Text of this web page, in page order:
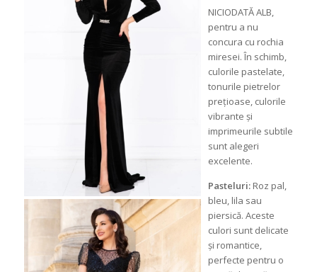
NICIODATĂ ALB,
pentru a nu
concura cu rochia
miresei. În schimb,
culorile pastelate,
tonurile pietrelor
prețioase, culorile
vibrante și
imprimeurile subtile
sunt alegeri
excelente.
Pasteluri:Roz pal,
bleu, lila sau
piersică. Aceste
culori sunt delicate
și romantice,
perfecte pentru o